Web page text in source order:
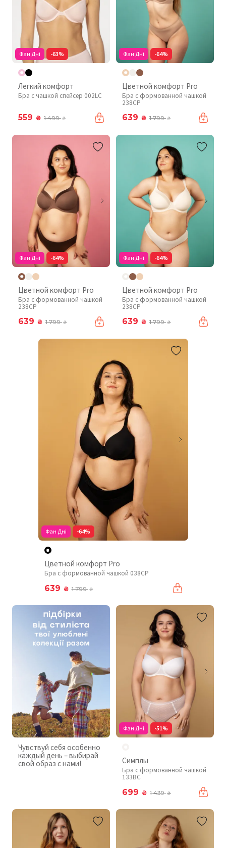
Фан Дні -63%
Легкий комфорт
Бра с чашкой спейсер 002LC
559 ₴ 1 499₴
Фан Дні -64%
Цветной комфорт Pro
Бра с формованной чашкой
238CP
639 ₴ 1 799₴
Фан Дні -64%
Цветной комфорт Pro
Бра с формованной чашкой
238CP
639 ₴ 1 799₴
Фан Дні -64%
Цветной комфорт Pro
Бра с формованной чашкой
238CP
639 ₴ 1 799₴
Фан Дні -64%
Цветной комфорт Pro
Бра с формованной чашкой 038CP
639 ₴ 1 799₴
Чувствуй себя особенно
каждый день – выбирай
свой образ с нами!
Фан Дні -51%
Симплы
Бра с формованной чашкой
133BC
699 ₴ 1 439₴